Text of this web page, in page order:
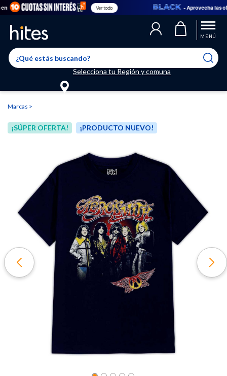
Ver todo - Aprovecha las
MENÚ
Selecciona tu Región y comuna
El producto ha sido eliminado correctamente
El producto ha sido agregado a tu lista de favoritos correctamente
Llegaste al límite de productos favoritos permitidos, para agregar
uno nuevo ingresa a “Mi cuenta” y elimina los que ya no necesitas.
Marcas
¡SÚPER OFERTA! ¡PRODUCTO NUEVO!